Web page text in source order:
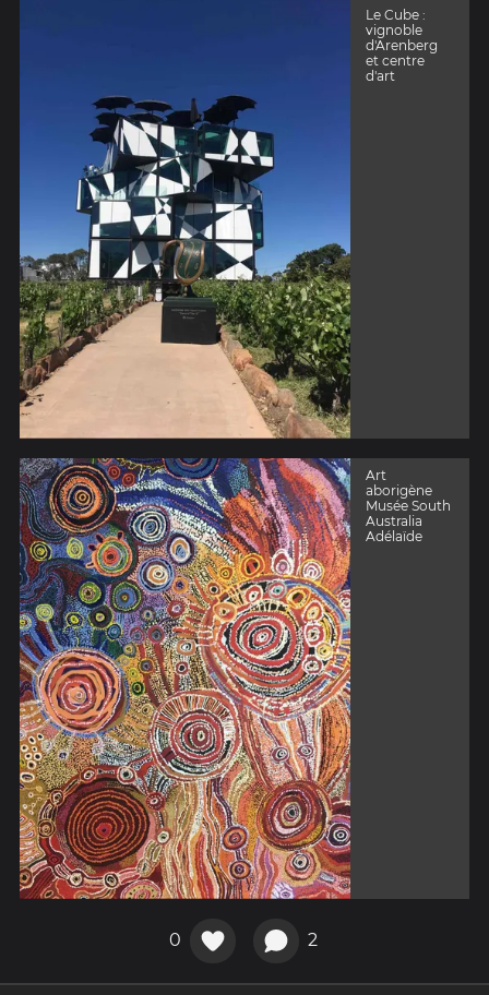
Le Cube :
vignoble
d'Arenberg
et centre
d'art
Art
aborigène
Musée South
Australia
Adélaïde
0 2